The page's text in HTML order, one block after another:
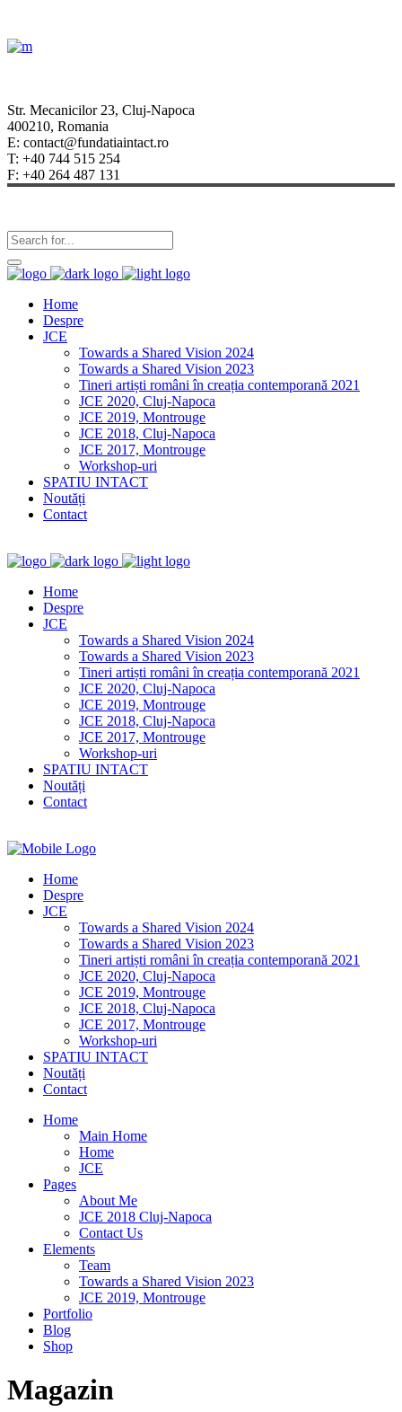
Str. Mecanicilor 23, Cluj-Napoca
400210, Romania
E: contact@fundatiaintact.ro
T: +40 744 515 254
F: +40 264 487 131
Home
Despre
JCE
Towards a Shared Vision 2024
Towards a Shared Vision 2023
Tineri artiști români în creația contemporană 2021
JCE 2020, Cluj-Napoca
JCE 2019, Montrouge
JCE 2018, Cluj-Napoca
JCE 2017, Montrouge
Workshop-uri
SPATIU INTACT
Noutăți
Contact
Home
Despre
JCE
Towards a Shared Vision 2024
Towards a Shared Vision 2023
Tineri artiști români în creația contemporană 2021
JCE 2020, Cluj-Napoca
JCE 2019, Montrouge
JCE 2018, Cluj-Napoca
JCE 2017, Montrouge
Workshop-uri
SPATIU INTACT
Noutăți
Contact
Home
Despre
JCE
Towards a Shared Vision 2024
Towards a Shared Vision 2023
Tineri artiști români în creația contemporană 2021
JCE 2020, Cluj-Napoca
JCE 2019, Montrouge
JCE 2018, Cluj-Napoca
JCE 2017, Montrouge
Workshop-uri
SPATIU INTACT
Noutăți
Contact
Home
Main Home
Home
JCE
Pages
About Me
JCE 2018 Cluj-Napoca
Contact Us
Elements
Team
Towards a Shared Vision 2023
JCE 2019, Montrouge
Portfolio
Blog
Shop
Magazin